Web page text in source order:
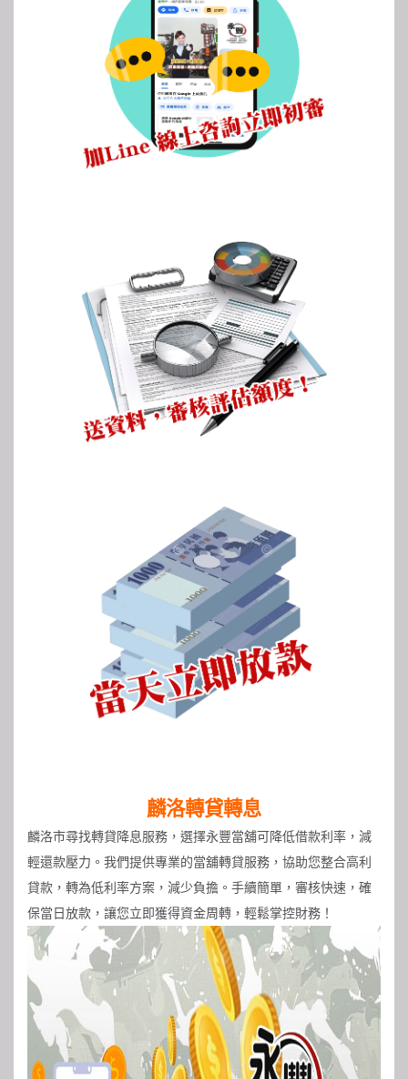
麟洛轉貸轉息
麟洛市尋找轉貸降息服務，選擇永豐當舖可降低借款利率，減
輕還款壓力。我們提供專業的當舖轉貸服務，協助您整合高利
貸款，轉為低利率方案，減少負擔。手續簡單，審核快速，確
保當日放款，讓您立即獲得資金周轉，輕鬆掌控財務！